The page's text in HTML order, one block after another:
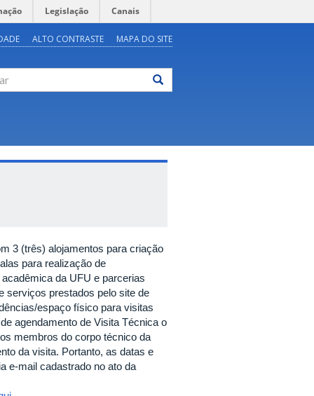
Legislação Canais
ALTO CONTRASTE MAPA DO SITE
3 (três) alojamentos para criação
para realização de
da UFU e parcerias
serviços prestados pelo site de
espaço físico para visitas
agendamento de Visita Técnica o
membros do corpo técnico da
da visita. Portanto, as datas e
e-mail cadastrado no ato da